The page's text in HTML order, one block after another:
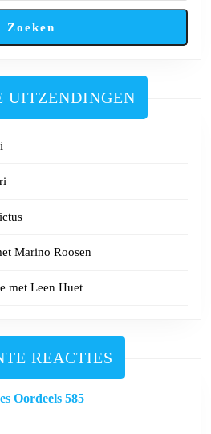
Zoeken
UITZENDINGEN
Marino Roosen
met Leen Huet
REACTIES
Oordeels 585